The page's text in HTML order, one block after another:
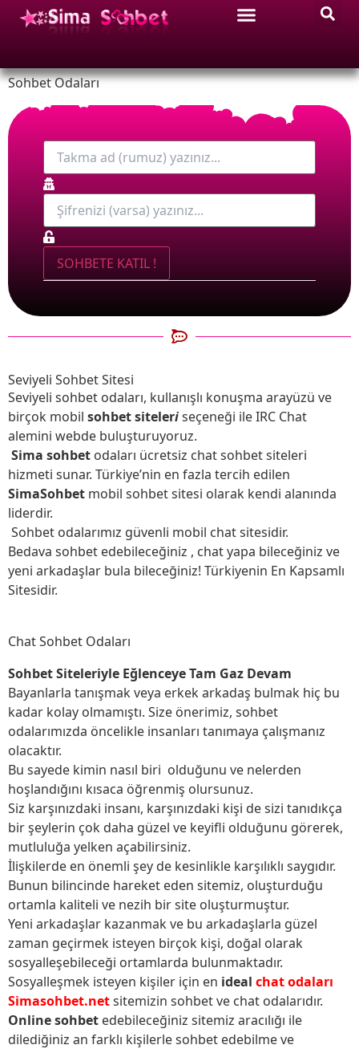
Sohbet Odaları
Seviyeli Sohbet Sitesi
Seviyeli sohbet odaları, kullanışlı konuşma arayüzü ve
birçok mobil sohbet siteleriseçeneği ile IRC Chat
alemini webde buluşturuyoruz.
Sima sohbet odaları ücretsiz chat sohbet siteleri
hizmeti sunar. Türkiye’nin en fazla tercih edilen
SimaSohbet mobil sohbet sitesi olarak kendi alanında
liderdir.
Sohbet odalarımız güvenli mobil chat sitesidir.
Bedava sohbet edebileceğiniz , chat yapa bileceğiniz ve
yeni arkadaşlar bula bileceğiniz! Türkiyenin En Kapsamlı
Sitesidir.
Chat Sohbet Odaları
Sohbet Siteleriyle Eğlenceye Tam Gaz Devam
Bayanlarla tanışmak veya erkek arkadaş bulmak hiç bu
kadar kolay olmamıştı. Size önerimiz, sohbet
odalarımızda öncelikle insanları tanımaya çalışmanız
olacaktır.
Bu sayede kimin nasıl biri olduğunu ve nelerden
hoşlandığını kısaca öğrenmiş olursunuz.
Siz karşınızdaki insanı, karşınızdaki kişi de sizi tanıdıkça
bir şeylerin çok daha güzel ve keyifli olduğunu görerek,
mutluluğa yelken açabilirsiniz.
İlişkilerde en önemli şey de kesinlikle karşılıklı saygıdır.
Bunun bilincinde hareket eden sitemiz, oluşturduğu
ortamla kaliteli ve nezih bir site oluşturmuştur.
Yeni arkadaşlar kazanmak ve bu arkadaşlarla güzel
zaman geçirmek isteyen birçok kişi, doğal olarak
sosyalleşebileceği ortamlarda bulunmaktadır.
Sosyalleşmek isteyen kişiler için en ideal chat odaları
Simasohbet.netsitemizin sohbet ve chat odalarıdır.
Online sohbet edebileceğiniz sitemiz aracılığı ile
dilediğiniz an farklı kişilerle sohbet edebilme ve